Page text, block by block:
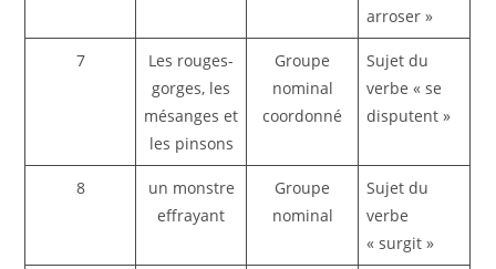
arroser »
7
Les rouges-
gorges, les
mésanges et
les pinsons
Groupe
nominal
coordonné
Sujet du
verbe « se
disputent »
8
un monstre
effrayant
Groupe
nominal
Sujet du
verbe
« surgit »